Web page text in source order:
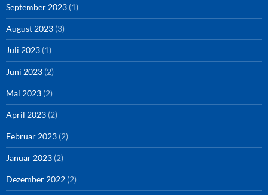
September 2023 (1)
August 2023 (3)
Juli 2023 (1)
Juni 2023 (2)
Mai 2023 (2)
April 2023 (2)
Februar 2023 (2)
Januar 2023 (2)
Dezember 2022 (2)